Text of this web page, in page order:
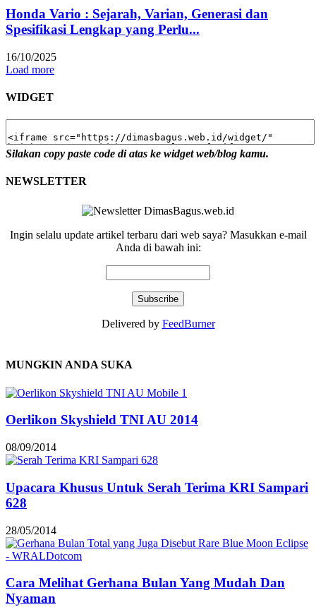
Honda Vario : Sejarah, Varian, Generasi dan
Spesifikasi Lengkap yang Perlu...
16/10/2025
Load more
WIDGET
Silakan copy paste code di atas ke widget web/blog kamu.
NEWSLETTER
Ingin selalu update artikel terbaru dari web saya? Masukkan e-mail
Anda di bawah ini:
Delivered by FeedBurner
MUNGKIN ANDA SUKA
Oerlikon Skyshield TNI AU 2014
08/09/2014
Upacara Khusus Untuk Serah Terima KRI Sampari
628
28/05/2014
Cara Melihat Gerhana Bulan Yang Mudah Dan
Nyaman